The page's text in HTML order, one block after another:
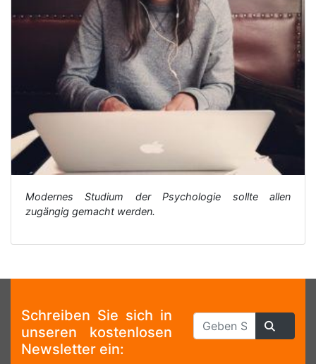
Modernes Studium der Psychologie sollte allen
zugängig gemacht werden.
Schreiben Sie sich in
unseren kostenlosen
Newsletter ein: